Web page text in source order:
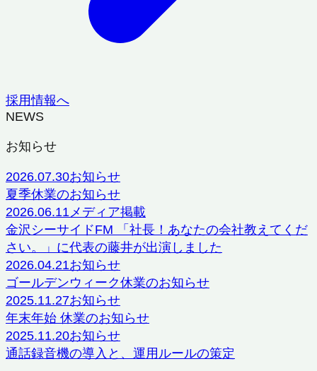
採用情報へ
NEWS
お知らせ
2026.07.30お知らせ
夏季休業のお知らせ
2026.06.11メディア掲載
金沢シーサイドFM 「社長！あなたの会社教えてくだ
さい。」に代表の藤井が出演しました
2026.04.21お知らせ
ゴールデンウィーク休業のお知らせ
2025.11.27お知らせ
年末年始 休業のお知らせ
2025.11.20お知らせ
通話録音機の導入と、運用ルールの策定